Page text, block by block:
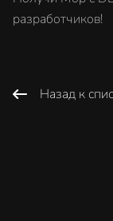
разработчиков!
Назад к